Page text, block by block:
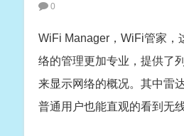
0
WiFi Manager，WiFi管家，
络的管理更加专业，提供了
来显示网络的概况。其中雷
普通用户也能直观的看到无